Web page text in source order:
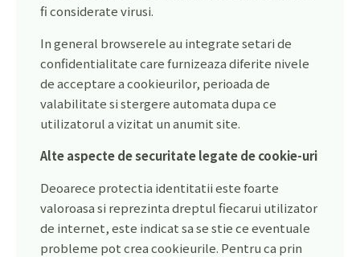
fi considerate virusi.
In general browserele au integrate setari de
confidentialitate care furnizeaza diferite nivele
de acceptare a cookieurilor, perioada de
valabilitate si stergere automata dupa ce
utilizatorul a vizitat un anumit site.
Alte aspecte de securitate legate de cookie-uri
Deoarece protectia identitatii este foarte
valoroasa si reprezinta dreptul fiecarui utilizator
de internet, este indicat sa se stie ce eventuale
probleme pot crea cookieurile. Pentru ca prin